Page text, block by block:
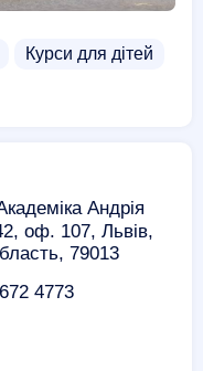
Курси для дітей
Андрія
оф. 107, Львів,
79013
4773